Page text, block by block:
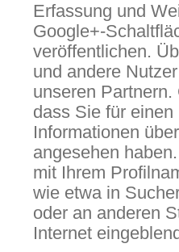
Erfassung und
Google+-
veröffentlichen.
und andere
unseren
dass Sie für
Informationen
angesehen
mit Ihrem
wie etwa in
oder an anderen
Internet